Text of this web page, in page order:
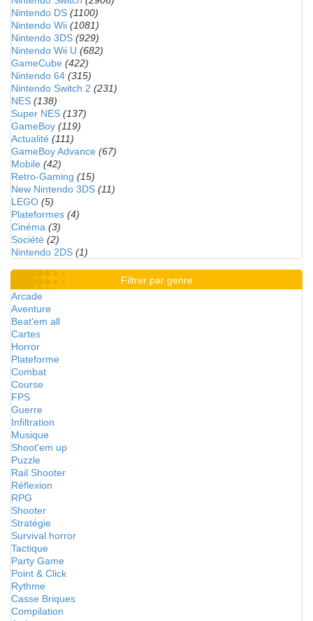
Nintendo DS (1100)
Nintendo Wii (1081)
Nintendo 3DS (929)
Nintendo Wii U (682)
GameCube (422)
Nintendo 64 (315)
Nintendo Switch 2 (231)
NES (138)
Super NES (137)
GameBoy (119)
Actualité (111)
GameBoy Advance (67)
Mobile (42)
Retro-Gaming (15)
New Nintendo 3DS (11)
LEGO (5)
Plateformes (4)
Cinéma (3)
Société (2)
Nintendo 2DS (1)
Filtrer par genre
Arcade
Aventure
Beat'em all
Cartes
Horror
Plateforme
Combat
Course
FPS
Guerre
Infiltration
Musique
Shoot'em up
Puzzle
Rail Shooter
Réflexion
RPG
Shooter
Stratégie
Survival horror
Tactique
Party Game
Point & Click
Rythme
Casse Briques
Compilation